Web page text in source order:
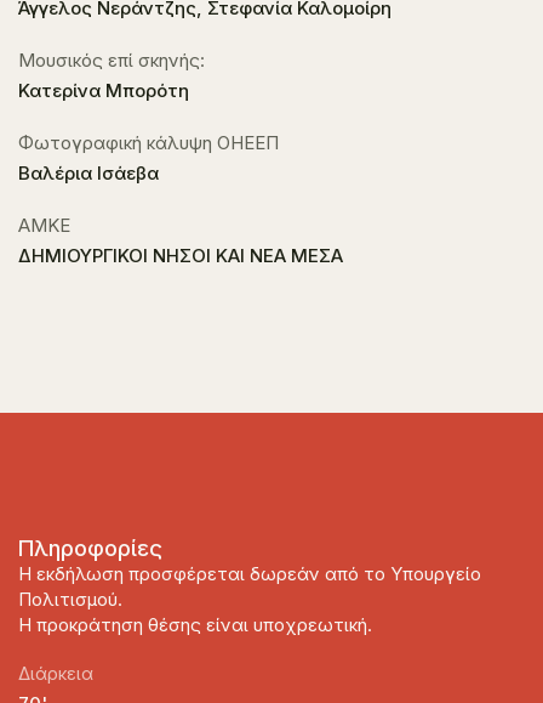
Άγγελος Νεράντζης, Στεφανία Καλομοίρη
Μουσικός επί σκηνής:
Κατερίνα Μπορότη
Φωτογραφική κάλυψη ΟΗΕΕΠ
Βαλέρια Ισάεβα
ΑΜΚΕ
ΔΗΜΙΟΥΡΓΙΚΟΙ ΝΗΣΟΙ ΚΑΙ ΝΕΑ ΜΕΣΑ
Πληροφορίες
Η εκδήλωση προσφέρεται δωρεάν από το Υπουργείο
Πολιτισμού.
Η προκράτηση θέσης είναι υποχρεωτική.
Διάρκεια